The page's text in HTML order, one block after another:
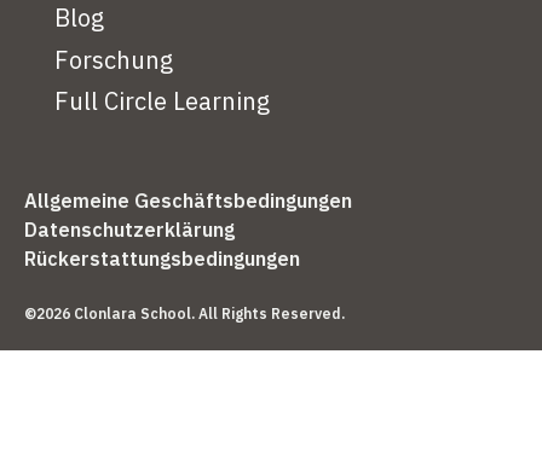
Blog
Forschung
Full Circle Learning
Allgemeine Geschäftsbedingungen
Datenschutzerklärung
Rückerstattungsbedingungen
©2026 Clonlara School. All Rights Reserved.